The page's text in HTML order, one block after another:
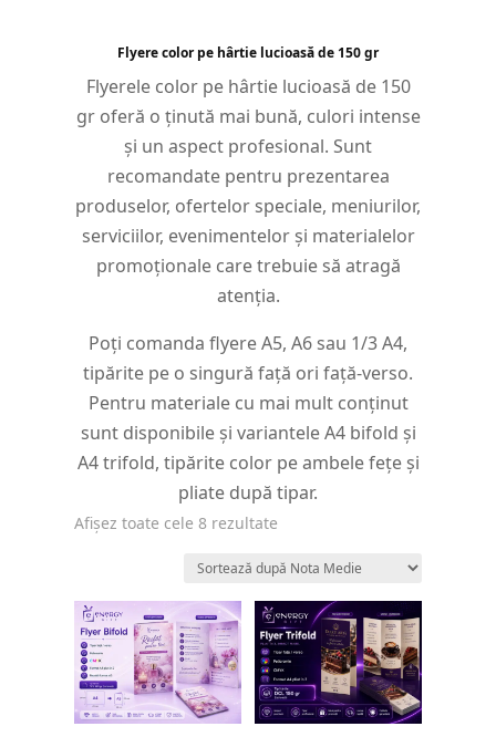
Flyere color pe hârtie lucioasă de 150 gr
Flyerele color pe hârtie lucioasă de 150
gr oferă o ținută mai bună, culori intense
și un aspect profesional. Sunt
recomandate pentru prezentarea
produselor, ofertelor speciale, meniurilor,
serviciilor, evenimentelor și materialelor
promoționale care trebuie să atragă
atenția.
Poți comanda flyere A5, A6 sau 1/3 A4,
tipărite pe o singură față ori față-verso.
Pentru materiale cu mai mult conținut
sunt disponibile și variantele A4 bifold și
A4 trifold, tipărite color pe ambele fețe și
pliate după tipar.
Afișez toate cele 8 rezultate
medie